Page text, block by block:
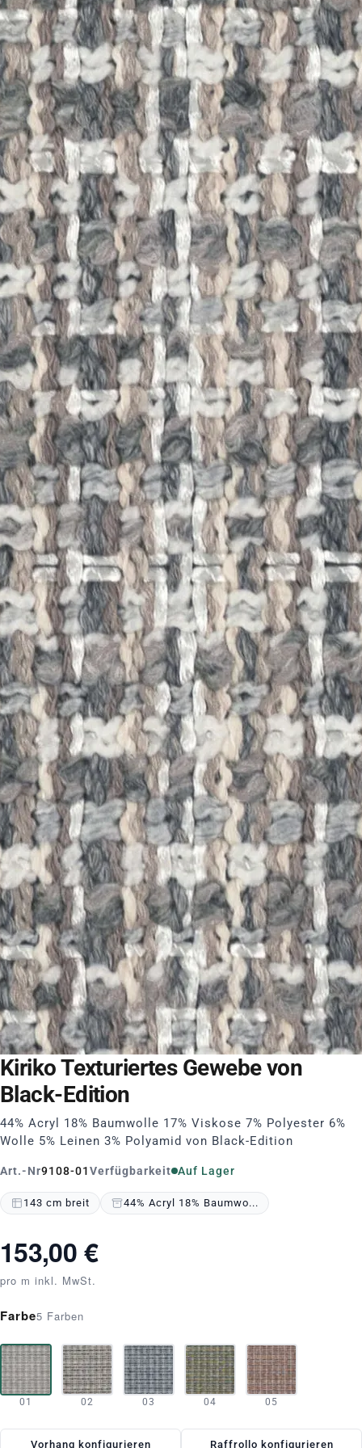
Kiriko Texturiertes Gewebe von
Black-Edition
44% Acryl 18% Baumwolle 17% Viskose 7% Polyester 6%
Wolle 5% Leinen 3% Polyamid von Black-Edition
Art.-Nr9108-01Verfügbarkeit Auf Lager
143 cm breit 44% Acryl 18% Baumwo...
153,00 €
pro m inkl. MwSt.
Farbe5 Farben
01 02 03 04 05
Vorhang konfigurieren Raffrollo konfigurieren